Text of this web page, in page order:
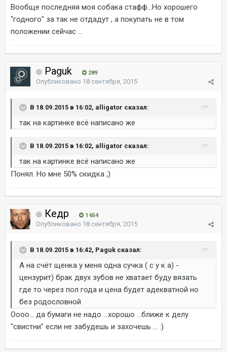
Вообще последняя моя собака стафф...Но хорошего
"годного" за так не отдадут , а покупать не в том
положении сейчас ...
Paguk 289
Опубликовано 18 сентября, 2015
В 18.09.2015 в 16:02, alligator сказал:
так на картинке всё написано же
В 18.09.2015 в 16:02, alligator сказал:
так на картинке всё написано же
Понял. Но мне 50% скидка ;)
Кедр 1 654
Опубликовано 18 сентября, 2015
В 18.09.2015 в 16:42, Paguk сказал:
А на счёт щенка у меня одна сучка ( с у к а) -
цензурит) брак двух зубов не хватает буду вязать
где то через пол года и цена будет адекватной но
без родословной
Оооо... да бумаги не надо ...хорошо ...ближе к делу
"свистни" если не забудешь и захочешь ... :)